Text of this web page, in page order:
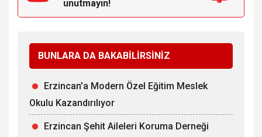
unutmayın!
BUNLARA DA BAKABİLİRSİNİZ
Erzincan'a Modern Özel Eğitim Meslek
Okulu Kazandırılıyor
Erzincan Şehit Aileleri Koruma Derneği